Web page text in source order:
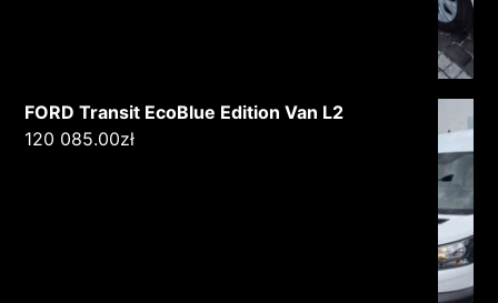
FORD Transit EcoBlue Edition Van L2
120 085.00zł